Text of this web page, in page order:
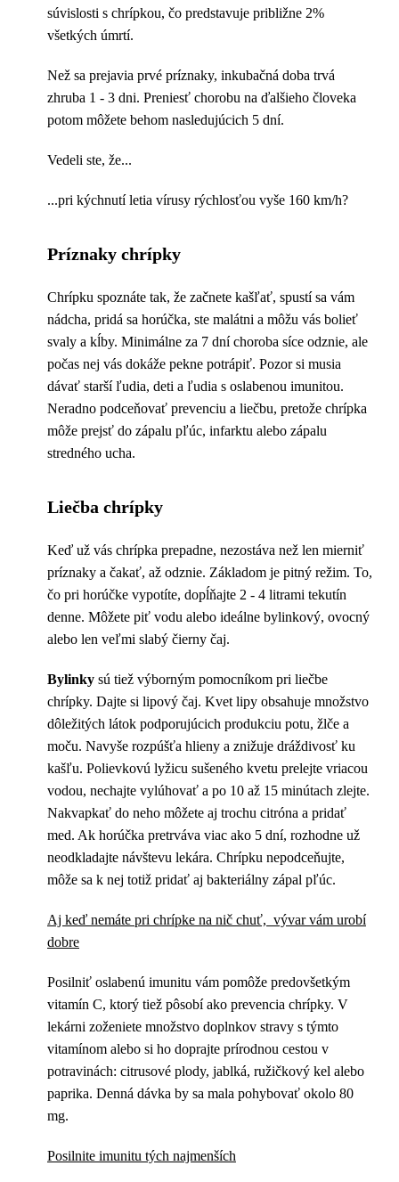
súvislosti s chrípkou, čo predstavuje približne 2%
všetkých úmrtí.
Než sa prejavia prvé príznaky, inkubačná doba trvá
zhruba 1 - 3 dni. Preniesť chorobu na ďalšieho človeka
potom môžete behom nasledujúcich 5 dní.
Vedeli ste, že...
...pri kýchnutí letia vírusy rýchlosťou vyše 160 km/h?
Príznaky chrípky
Chrípku spoznáte tak, že začnete kašľať, spustí sa vám
nádcha, pridá sa horúčka, ste malátni a môžu vás bolieť
svaly a kĺby. Minimálne za 7 dní choroba síce odznie, ale
počas nej vás dokáže pekne potrápiť. Pozor si musia
dávať starší ľudia, deti a ľudia s oslabenou imunitou.
Neradno podceňovať prevenciu a liečbu, pretože chrípka
môže prejsť do zápalu pľúc, infarktu alebo zápalu
stredného ucha.
Liečba chrípky
Keď už vás chrípka prepadne, nezostáva než len mierniť
príznaky a čakať, až odznie. Základom je pitný režim. To,
čo pri horúčke vypotíte, dopĺňajte 2 - 4 litrami tekutín
denne. Môžete piť vodu alebo ideálne bylinkový, ovocný
alebo len veľmi slabý čierny čaj.
Bylinky sú tiež výborným pomocníkom pri liečbe
chrípky. Dajte si lipový čaj. Kvet lipy obsahuje množstvo
dôležitých látok podporujúcich produkciu potu, žlče a
moču. Navyše rozpúšťa hlieny a znižuje dráždivosť ku
kašľu. Polievkovú lyžicu sušeného kvetu prelejte vriacou
vodou, nechajte vylúhovať a po 10 až 15 minútach zlejte.
Nakvapkať do neho môžete aj trochu citróna a pridať
med. Ak horúčka pretrváva viac ako 5 dní, rozhodne už
neodkladajte návštevu lekára. Chrípku nepodceňujte,
môže sa k nej totiž pridať aj bakteriálny zápal pľúc.
Aj keď nemáte pri chrípke na nič chuť, vývar vám urobí
dobre
Posilniť oslabenú imunitu vám pomôže predovšetkým
vitamín C, ktorý tiež pôsobí ako prevencia chrípky. V
lekárni zoženiete množstvo doplnkov stravy s týmto
vitamínom alebo si ho doprajte prírodnou cestou v
potravinách: citrusové plody, jablká, ružičkový kel alebo
paprika. Denná dávka by sa mala pohybovať okolo 80
mg.
Posilnite imunitu tých najmenších